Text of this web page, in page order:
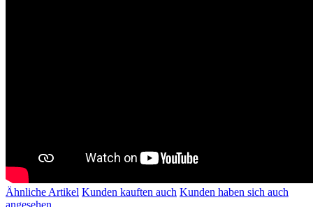
Ähnliche Artikel Kunden kauften auch Kunden haben sich auch